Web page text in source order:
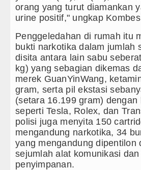
Gubernur Bobby Nasution
orang yang turut diamankan
urine positif," ungkap
Penggeledahan di rumah itu
bukti narkotika dalam jumlah
disita antara lain sabu
kg) yang sebagian dikemas
merek GuanYinWang,
gram, serta pil ekstasi
(setara 16.199 gram) dengan
seperti Tesla, Rolex, dan
polisi juga menyita 150
mengandung narkotika, 34
yang mengandung dipentilon
sejumlah alat komunikasi dan
penyimpanan.